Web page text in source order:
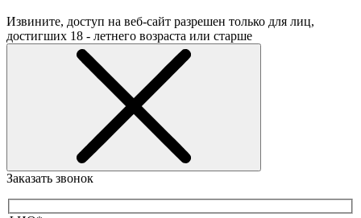
Извините, доступ на веб-сайт разрешен только для лиц,
достигших 18 - летнего возраста или старше
Заказать звонок